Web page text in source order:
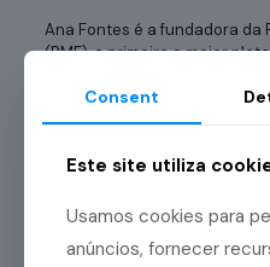
Ana Fontes é a fundadora da
(RME), a primeira e maior
começou após ela mesma
a muitas mulheres, como a
uma plataforma que
outras mulheres que
que nasceu a Rede Mulher
Consent
Este site utiliza
Usamos cookies para
anúncios, fornecer